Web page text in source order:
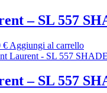
€.255,00 €.– SL 557
€.
€Il
prezzo
è:
255,00 €.
Aggiungi al carrello
– SL 557